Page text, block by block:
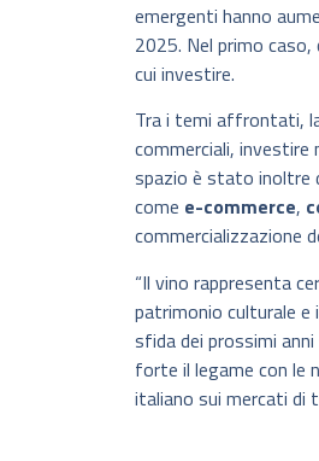
emergenti hanno
2025. Nel primo
cui investire.
Tra i temi affrontati,
commerciali,
spazio è stato inoltre
come e-commerce,
commercializzazione
“Il vino rappresenta
patrimonio culturale
sfida dei prossimi
forte il legame con le
italiano sui mercati di